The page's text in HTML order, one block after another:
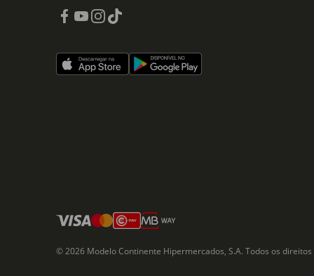
© 2026 Modelo Continente Hipermercados, S.A. Todos os